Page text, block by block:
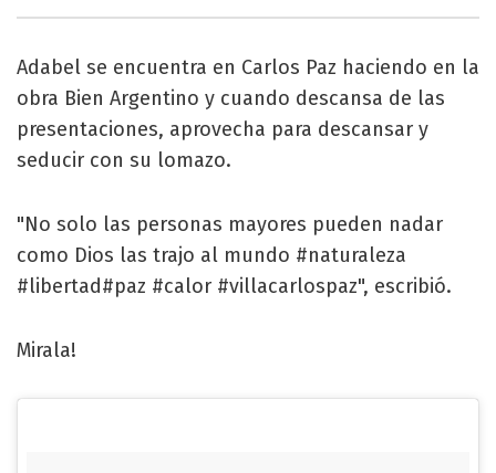
Adabel se encuentra en Carlos Paz haciendo en la
obra Bien Argentino y cuando descansa de las
presentaciones, aprovecha para descansar y
seducir con su lomazo.
"No solo las personas mayores pueden nadar
como Dios las trajo al mundo #naturaleza
#libertad#paz #calor #villacarlospaz", escribió.
Mirala!